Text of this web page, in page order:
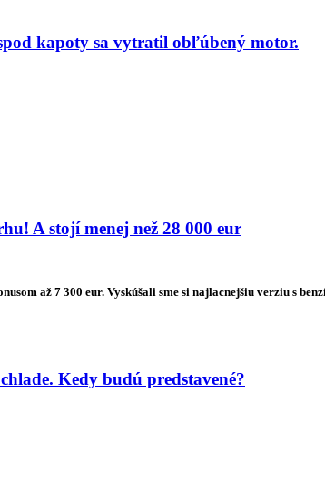
kapoty sa vytratil obľúbený motor.
A stojí menej než 28 000 eur
až 7 300 eur. Vyskúšali sme si najlacnejšiu verziu s
Kedy budú predstavené?